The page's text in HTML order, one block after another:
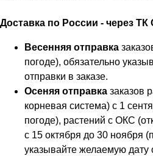
Доставка по России - через
Весенняя отправка
погоде), обязательно
отправки в заказе.
Осеняя отправка заказов
корневая система) с 1
погоде), растений с ОКС
с 15 октября до 30 ноября
указывайте желаемую дату